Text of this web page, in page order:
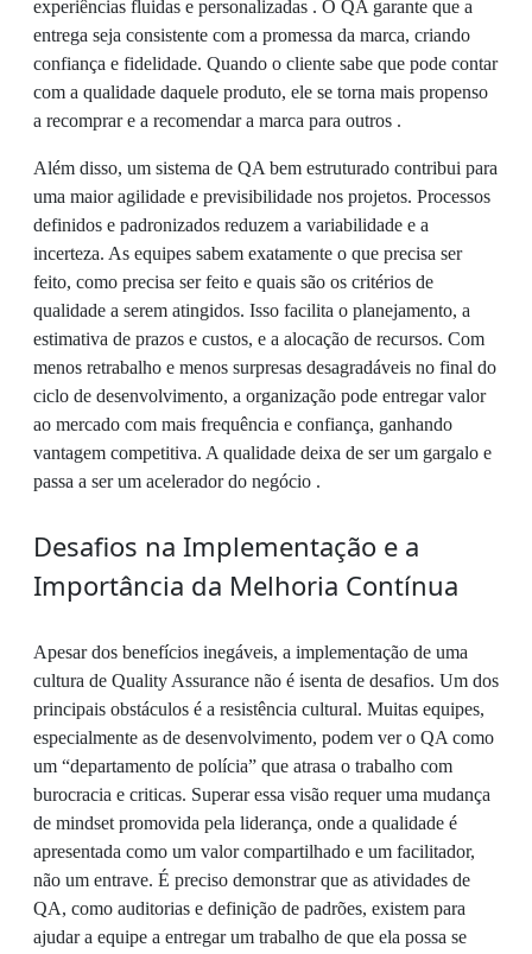
experiências fluidas e personalizadas . O QA garante que a
entrega seja consistente com a promessa da marca, criando
confiança e fidelidade. Quando o cliente sabe que pode contar
com a qualidade daquele produto, ele se torna mais propenso
a recomprar e a recomendar a marca para outros .
Além disso, um sistema de QA bem estruturado contribui para
uma maior agilidade e previsibilidade nos projetos. Processos
definidos e padronizados reduzem a variabilidade e a
incerteza. As equipes sabem exatamente o que precisa ser
feito, como precisa ser feito e quais são os critérios de
qualidade a serem atingidos. Isso facilita o planejamento, a
estimativa de prazos e custos, e a alocação de recursos. Com
menos retrabalho e menos surpresas desagradáveis no final do
ciclo de desenvolvimento, a organização pode entregar valor
ao mercado com mais frequência e confiança, ganhando
vantagem competitiva. A qualidade deixa de ser um gargalo e
passa a ser um acelerador do negócio .
Desafios na Implementação e a
Importância da Melhoria Contínua
Apesar dos benefícios inegáveis, a implementação de uma
cultura de Quality Assurance não é isenta de desafios. Um dos
principais obstáculos é a resistência cultural. Muitas equipes,
especialmente as de desenvolvimento, podem ver o QA como
um “departamento de polícia” que atrasa o trabalho com
burocracia e criticas. Superar essa visão requer uma mudança
de mindset promovida pela liderança, onde a qualidade é
apresentada como um valor compartilhado e um facilitador,
não um entrave. É preciso demonstrar que as atividades de
QA, como auditorias e definição de padrões, existem para
ajudar a equipe a entregar um trabalho de que ela possa se